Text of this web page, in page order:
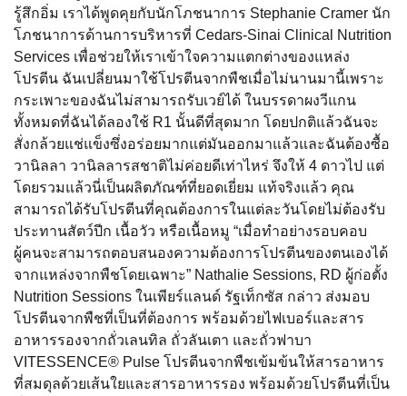
รู้สึกอิ่ม เราได้พูดคุยกับนักโภชนาการ Stephanie Cramer นัก
โภชนาการด้านการบริหารที่ Cedars-Sinai Clinical Nutrition
Services เพื่อช่วยให้เราเข้าใจความแตกต่างของแหล่ง
โปรตีน ฉันเปลี่ยนมาใช้โปรตีนจากพืชเมื่อไม่นานมานี้เพราะ
กระเพาะของฉันไม่สามารถรับเวย์ได้ ในบรรดาผงวีแกน
ทั้งหมดที่ฉันได้ลองใช้ R1 นั้นดีที่สุดมาก โดยปกติแล้วฉันจะ
สั่งกล้วยแช่แข็งซึ่งอร่อยมากแต่มันออกมาแล้วและฉันต้องซื้อ
วานิลลา วานิลลารสชาติไม่ค่อยดีเท่าไหร่ จึงให้ 4 ดาวไป แต่
โดยรวมแล้วนี่เป็นผลิตภัณฑ์ที่ยอดเยี่ยม แท้จริงแล้ว คุณ
สามารถได้รับโปรตีนที่คุณต้องการในแต่ละวันโดยไม่ต้องรับ
ประทานสัตว์ปีก เนื้อวัว หรือเนื้อหมู “เมื่อทำอย่างรอบคอบ
ผู้คนจะสามารถตอบสนองความต้องการโปรตีนของตนเองได้
จากแหล่งจากพืชโดยเฉพาะ” Nathalie Sessions, RD ผู้ก่อตั้ง
Nutrition Sessions ในเพียร์แลนด์ รัฐเท็กซัส กล่าว ส่งมอบ
โปรตีนจากพืชที่เป็นที่ต้องการ พร้อมด้วยไฟเบอร์และสาร
อาหารรองจากถั่วเลนทิล ถั่วลันเตา และถั่วฟาบา
VITESSENCE® Pulse โปรตีนจากพืชเข้มข้นให้สารอาหาร
ที่สมดุลด้วยเส้นใยและสารอาหารรอง พร้อมด้วยโปรตีนที่เป็น